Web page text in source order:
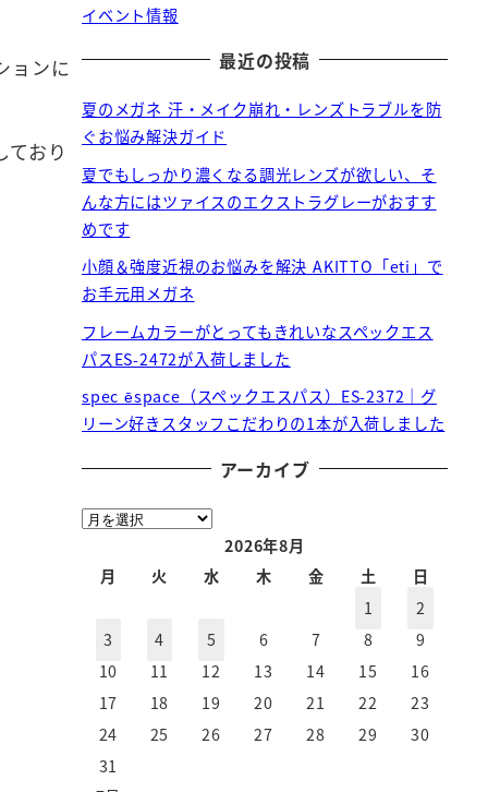
ョンに
おり
イベント情報
最近の投稿
夏のメガネ 汗・メイク崩れ・レンズトラブルを防
ぐお悩み解決ガイド
夏でもしっかり濃くなる調光レンズが欲しい、そ
んな方にはツァイスのエクストラグレーがおすす
めです
小顔＆強度近視のお悩みを解決 AKITTO「eti」で
お手元用メガネ
フレームカラーがとってもきれいなスペックエス
パスES-2472が入荷しました
spec ēspace（スペックエスパス）ES-2372｜グ
リーン好きスタッフこだわりの1本が入荷しました
アーカイブ
ア
2026年8月
月
火 水 木 金 土
日
1
2
3
4 5 6 7 8
9
10
11 12 13 14 15
16
17
18 19 20 21 22
23
24
25 26 27 28 29
30
31